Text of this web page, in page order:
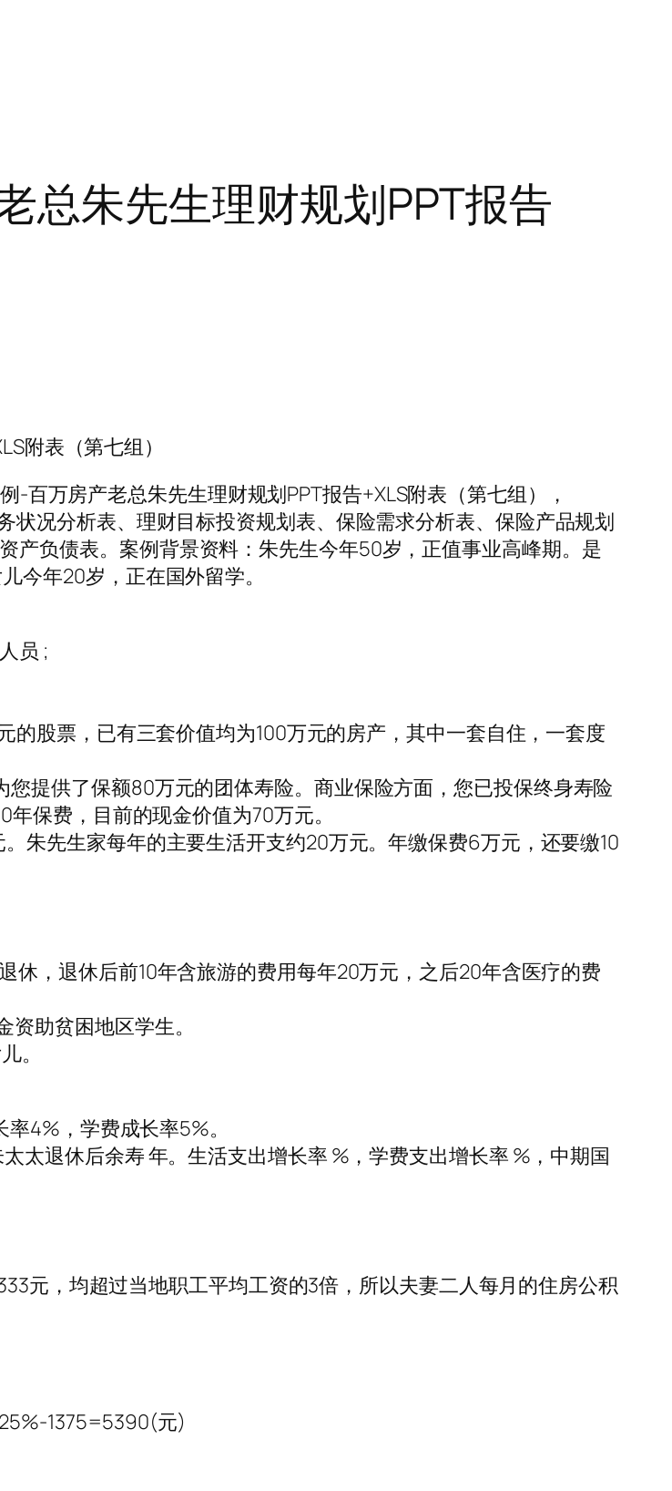
总朱先生理财规划PPT报告
附表（第七组）
-百万房产老总朱先生理财规划PPT报告+XLS附表（第七组），
状况分析表、理财目标投资规划表、保险需求分析表、保险产品规划
产负债表。案例背景资料：朱先生今年50岁，正值事业高峰期。是
今年20岁，正在国外留学。
员 ;
股票，已有三套价值均为100万元的房产，其中一套自住，一套度
提供了保额80万元的团体寿险。商业保险方面，您已投保终身寿险
保费，目前的现金价值为70万元。
朱先生家每年的主要生活开支约20万元。年缴保费6万元，还要缴10
休，退休后前10年含旅游的费用每年20万元，之后20年含医疗的费
助贫困地区学生。
。
4%，学费成长率5%。
太退休后余寿 年。生活支出增长率 %，学费支出增长率 %，中期国
元，均超过当地职工平均工资的3倍，所以夫妻二人每月的住房公积
1375=5390(元)